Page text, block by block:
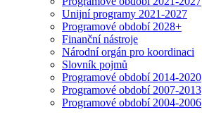
Unijní programy 2021-2027
Programové období 2028+
Finanční nástroje
Národní orgán pro koordinaci
Slovník pojmů
Programové období 2014-2020
Programové období 2007-2013
Programové období 2004-2006